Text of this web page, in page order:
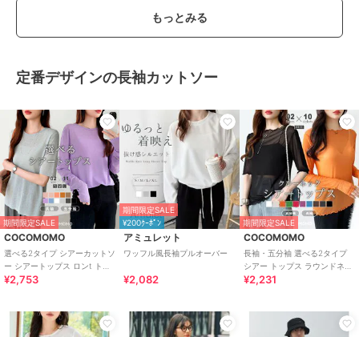
もっとみる
定番デザインの長袖カットソー
期間限定SALE
COCOMOMO
選べる2タイプ シアーカットソ
ー シアートップス ロンt トッ
プス 長袖 五分袖 レディース
¥2,753
期間限定SALE
¥200ｸｰﾎﾟﾝ
アミュレット
ワッフル風長袖プルオーバー
¥2,082
期間限定SALE
COCOMOMO
長袖・五分袖 選べる2タイプ
シアー トップス ラウンドネッ
ク カットソー シースルー レデ
¥2,231